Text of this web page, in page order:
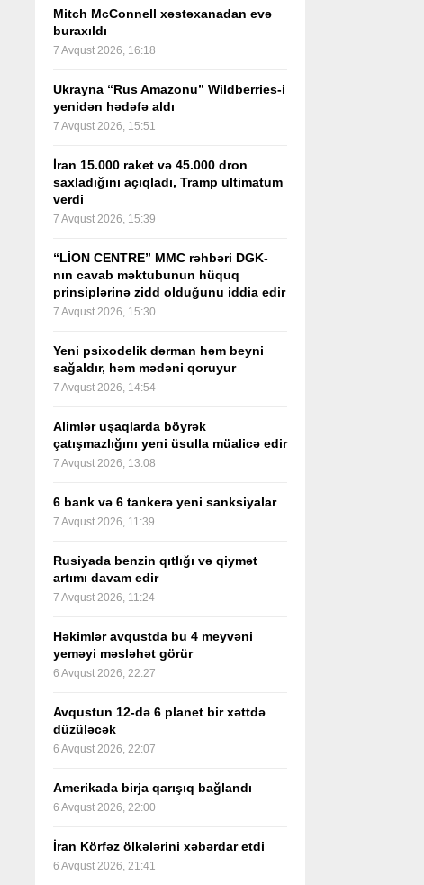
Mitch McConnell xəstəxanadan evə
buraxıldı
7 Avqust 2026, 16:18
Ukrayna “Rus Amazonu” Wildberries-i
yenidən hədəfə aldı
7 Avqust 2026, 15:51
İran 15.000 raket və 45.000 dron
saxladığını açıqladı, Tramp ultimatum
verdi
7 Avqust 2026, 15:39
“LİON CENTRE” MMC rəhbəri DGK-
nın cavab məktubunun hüquq
prinsiplərinə zidd olduğunu iddia edir
7 Avqust 2026, 15:30
Yeni psixodelik dərman həm beyni
sağaldır, həm mədəni qoruyur
7 Avqust 2026, 14:54
Alimlər uşaqlarda böyrək
çatışmazlığını yeni üsulla müalicə edir
7 Avqust 2026, 13:08
6 bank və 6 tankerə yeni sanksiyalar
7 Avqust 2026, 11:39
Rusiyada benzin qıtlığı və qiymət
artımı davam edir
7 Avqust 2026, 11:24
Həkimlər avqustda bu 4 meyvəni
yeməyi məsləhət görür
6 Avqust 2026, 22:27
Avqustun 12-də 6 planet bir xəttdə
düzüləcək
6 Avqust 2026, 22:07
Amerikada birja qarışıq bağlandı
6 Avqust 2026, 22:00
İran Körfəz ölkələrini xəbərdar etdi
6 Avqust 2026, 21:41